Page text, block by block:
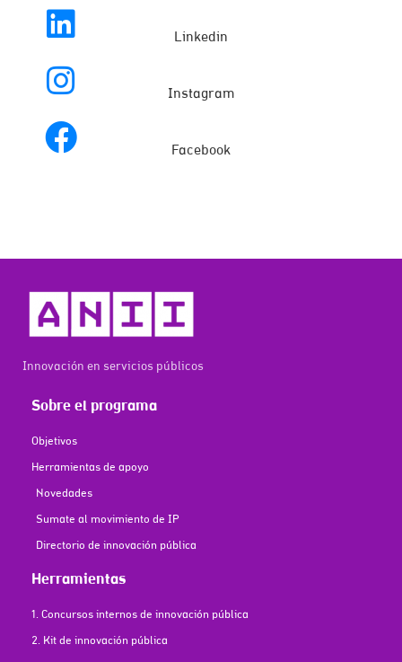
Linkedin
Instagram
Facebook
Innovación en servicios públicos
Sobre el programa
Objetivos
Herramientas de apoyo
Novedades
Sumate al movimiento de IP
Directorio de innovación pública
Herramientas
1. Concursos internos de innovación pública
2. Kit de innovación pública